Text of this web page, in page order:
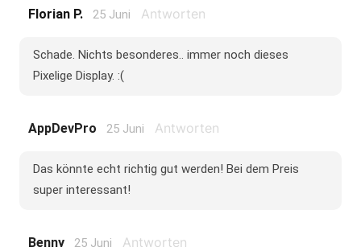
Florian P. 25 Juni Antworten
Schade. Nichts besonderes.. immer noch dieses
Pixelige Display. :(
AppDevPro 25 Juni Antworten
Das könnte echt richtig gut werden! Bei dem Preis
super interessant!
Benny 25 Juni Antworten